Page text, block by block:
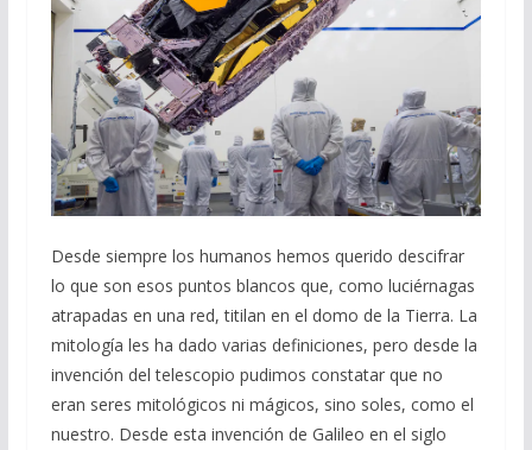
Desde siempre los humanos hemos querido descifrar
lo que son esos puntos blancos que, como luciérnagas
atrapadas en una red, titilan en el domo de la Tierra. La
mitología les ha dado varias definiciones, pero desde la
invención del telescopio pudimos constatar que no
eran seres mitológicos ni mágicos, sino soles, como el
nuestro. Desde esta invención de Galileo en el siglo